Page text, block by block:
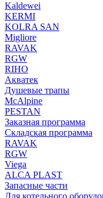
Kaldewei
KERMI
KOLRA SAN
Migliore
RAVAK
RGW
RIHO
Акватек
Душевые трапы
McAlpine
PESTAN
Заказная программа
Складская программа
RAVAK
RGW
Viega
АLCA PLAST
Запасные части
Для котельного